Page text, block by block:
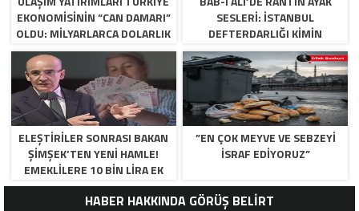
EKONOMISININ “CAN DAMARI”
OLDU: MILYARLARCA DOLARLIK
TASARRUF VE DEV KATMA
DEĞER
SESLERI: İSTANBUL
DEFTERDARLIĞI KIMIN
KASASINA GIDIYOR?
ELEŞTIRILER SONRASI BAKAN
ŞIMŞEK’TEN YENI HAMLE!
EMEKLILERE 10 BIN LIRA EK
MAAŞ
​”EN ÇOK MEYVE VE SEBZEYI
İSRAF EDIYORUZ”
HABER HAKKINDA GÖRÜŞ BELİRT